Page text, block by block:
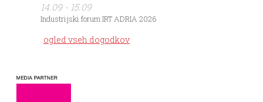
14.09 - 15.09
Industrijski forum IRT ADRIA 2026
ogled vseh dogodkov